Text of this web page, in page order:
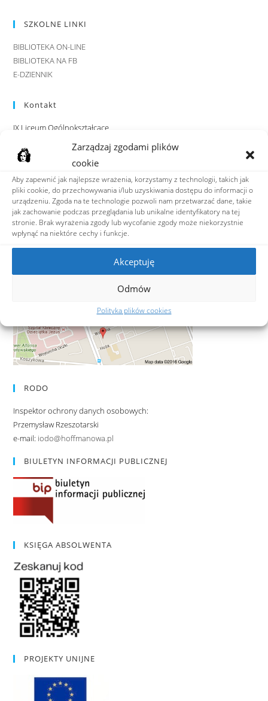
Zarządzaj zgodami plików
cookie
Aby zapewnić jak najlepsze wrażenia, korzystamy z technologii, takich jak
pliki cookie, do przechowywania i/lub uzyskiwania dostępu do informacji o
urządzeniu. Zgoda na te technologie pozwoli nam przetwarzać dane, takie
jak zachowanie podczas przeglądania lub unikalne identyfikatory na tej
stronie. Brak wyrażenia zgody lub wycofanie zgody może niekorzystnie
wpłynąć na niektóre cechy i funkcje.
Akceptuję
Odmów
Polityka plików cookies
SZKOLNE LINKI
BIBLIOTEKA ON-LINE
BIBLIOTEKA NA FB
E-DZIENNIK
Kontakt
IX Liceum Ogólnokształcące
im. Klementyny Hoffmanowej
ul. Hoża 88, 00-682 Warszawa
tel: 22 628 05 45
fax: 22 622 48 35
e-mail:ixlo@hoffmanowa.pl
Adres do e-Doręczeń
AE:PL-36599-39849-VRJWR-23
RODO
Inspektor ochrony danych osobowych:
Przemysław Rzeszotarski
e-mail: iodo@hoffmanowa.pl
BIULETYN INFORMACJI PUBLICZNEJ
KSIĘGA ABSOLWENTA
PROJEKTY UNIJNE